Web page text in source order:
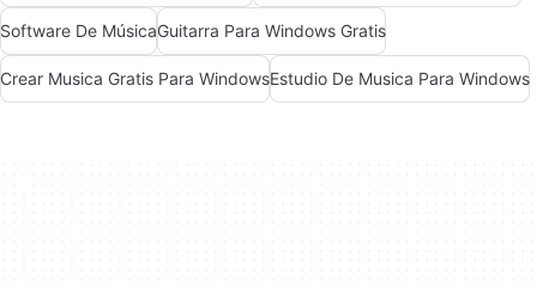
Software De MúsicaGuitarra Para Windows Gratis
Crear Musica Gratis Para WindowsEstudio De Musica Para Windows